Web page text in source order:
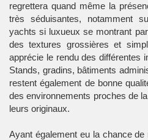
regrettera quand même la
très séduisantes, notamment
yachts si luxueux se montrant
des textures grossières et
apprécie le rendu des différentes
Stands, gradins, bâtiments
restent également de bonne
des environnements proches de
leurs originaux.
Ayant également eu la chance